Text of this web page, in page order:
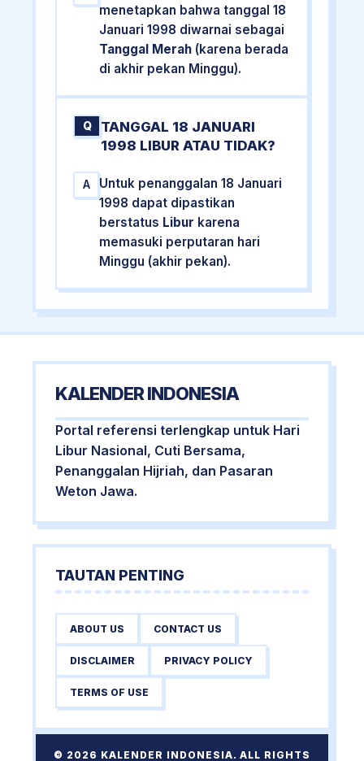
menetapkan bahwa tanggal 18
Januari 1998 diwarnai sebagai
Tanggal Merah (karena berada
di akhir pekan Minggu).
Q
TANGGAL 18 JANUARI
1998 LIBUR ATAU TIDAK?
A
Untuk penanggalan 18 Januari
1998 dapat dipastikan
berstatus Libur karena
memasuki perputaran hari
Minggu (akhir pekan).
KALENDER INDONESIA
Portal referensi terlengkap untuk Hari
Libur Nasional, Cuti Bersama,
Penanggalan Hijriah, dan Pasaran
Weton Jawa.
TAUTAN PENTING
ABOUT US CONTACT US
DISCLAIMER PRIVACY POLICY
TERMS OF USE
© 2026 KALENDER INDONESIA. ALL RIGHTS